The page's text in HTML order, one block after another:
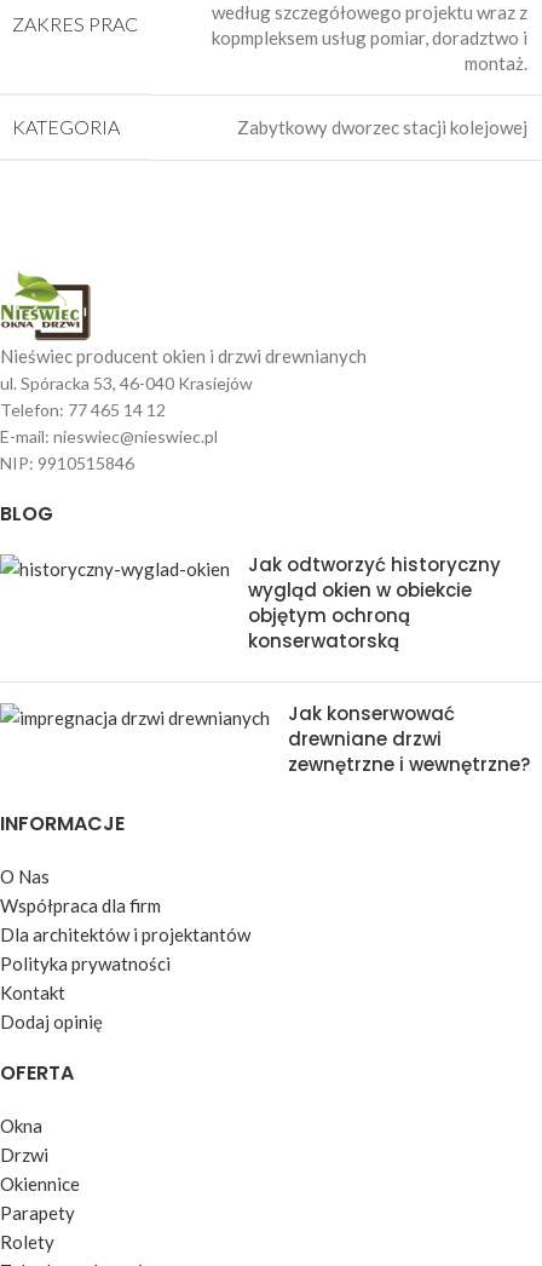
ZAKRES PRAC
według szczegółowego projektu wraz z
kopmpleksem usług pomiar, doradztwo i
montaż.
KATEGORIA Zabytkowy dworzec stacji kolejowej
Nieświec producent okien i drzwi drewnianych
ul. Spóracka 53, 46-040 Krasiejów
Telefon: 77 465 14 12
E-mail: nieswiec@nieswiec.pl
NIP: 9910515846
BLOG
Jak odtworzyć historyczny
wygląd okien w obiekcie
objętym ochroną
konserwatorską
Jak konserwować
drewniane drzwi
zewnętrzne i wewnętrzne?
INFORMACJE
O Nas
Współpraca dla firm
Dla architektów i projektantów
Polityka prywatności
Kontakt
Dodaj opinię
OFERTA
Okna
Drzwi
Okiennice
Parapety
Rolety